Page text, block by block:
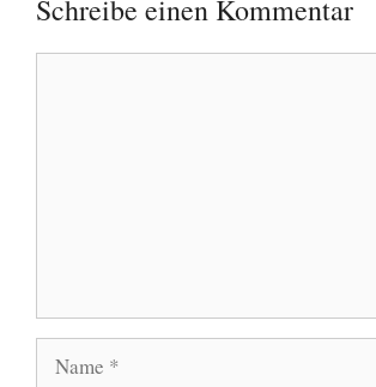
Schreibe einen Kommentar